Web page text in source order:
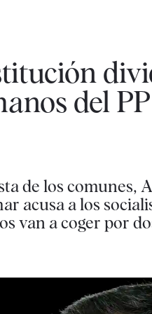
del
de los comunes,
acusa a los
van a coger por